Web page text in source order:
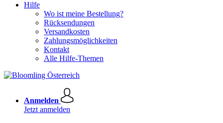
Hilfe
Wo ist meine Bestellung?
Rücksendungen
Versandkosten
Zahlungsmöglichkeiten
Kontakt
Alle Hilfe-Themen
Anmelden
Jetzt anmelden